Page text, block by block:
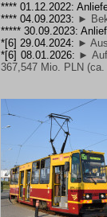
**** 01.12.2022:
**** 04.09.2023: ►
***** 30.09.2023:
*[6] 29.04.2024: ►
*[6] 08.01.2026: ►
367,547 Mio. PLN